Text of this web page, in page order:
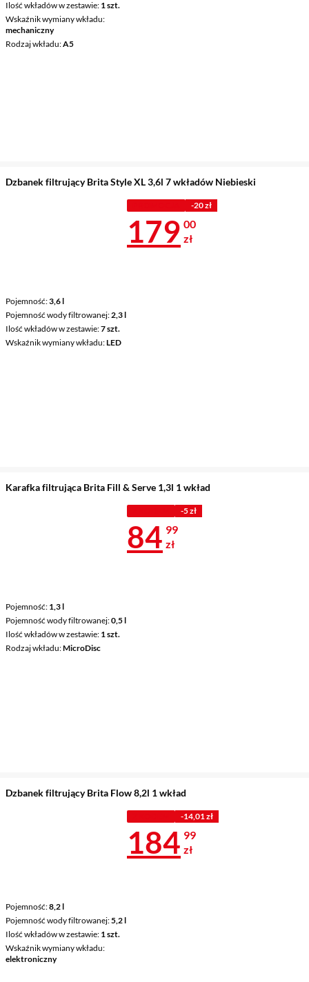
Ilość wkładów w zestawie 1 szt.
Wskaźnik wymiany wkładu
mechaniczny
Rodzaj wkładu A5
Dzbanek filtrujący Brita Style XL 3,6l 7 wkładów Niebieski
Pojemność 3,6 l
Pojemność wody filtrowanej 2,3 l
Ilość wkładów w zestawie 7 szt.
Wskaźnik wymiany wkładu LED
-20 zł
Cena 179 zł
179 00
zł
Karafka filtrująca Brita Fill & Serve 1,3l 1 wkład
Pojemność 1,3 l
Pojemność wody filtrowanej 0,5 l
Ilość wkładów w zestawie 1 szt.
Rodzaj wkładu MicroDisc
-5 zł
Cena 84,99
84 99
zł
Dzbanek filtrujący Brita Flow 8,2l 1 wkład
Pojemność 8,2 l
Pojemność wody filtrowanej 5,2 l
Ilość wkładów w zestawie 1 szt.
Wskaźnik wymiany wkładu
elektroniczny
-14,01 zł
Cena 184,99
184 99
zł